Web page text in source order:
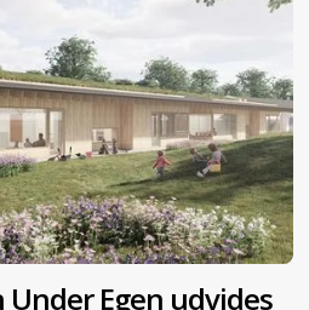
Egen udvides